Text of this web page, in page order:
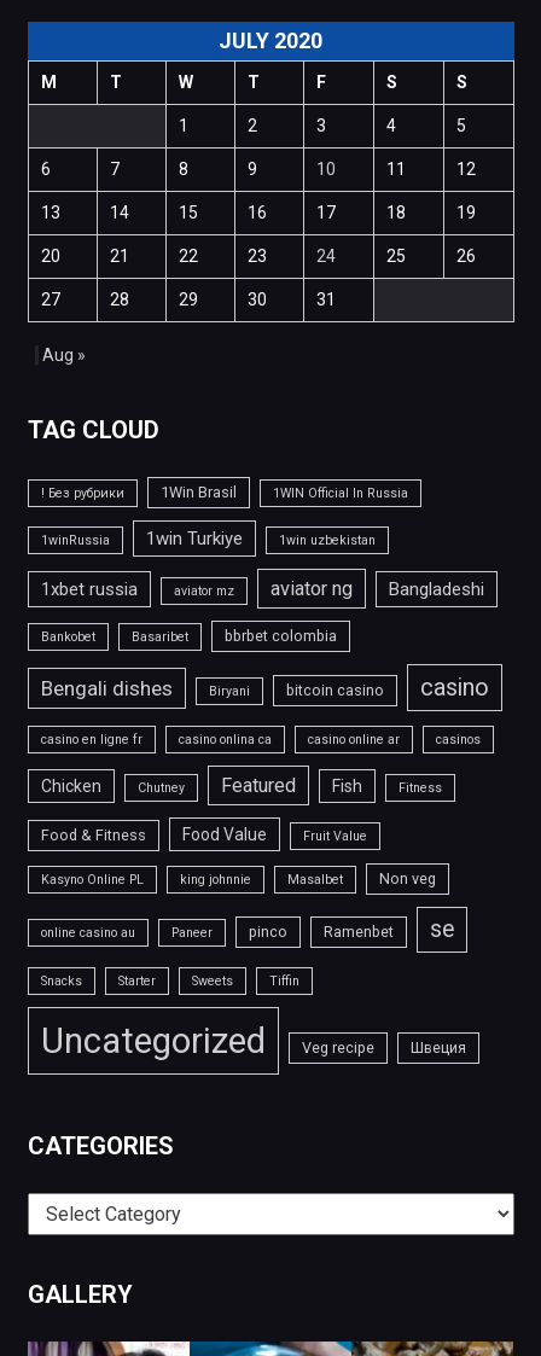
JULY 2020
M T W T F S S
1 2 3 4 5
6 7 8 9 10 11 12
13 14 15 16 17 18 19
20 21 22 23 24 25 26
27 28 29 30 31
Aug »
TAG CLOUD
! Без рубрики 1Win Brasil 1WIN Official In Russia
1winRussia 1win Turkiye 1win uzbekistan
1xbet russia aviator mz aviator ng Bangladeshi
Bankobet Basaribet bbrbet colombia
Bengali dishes Biryani bitcoin casino casino
casino en ligne fr casino onlina ca casino online ar casinos
Chicken Chutney Featured Fish Fitness
Food & Fitness Food Value Fruit Value
Kasyno Online PL king johnnie Masalbet Non veg
online casino au Paneer pinco Ramenbet se
Snacks Starter Sweets Tiffin
Uncategorized Veg recipe Швеция
CATEGORIES
Categories
GALLERY